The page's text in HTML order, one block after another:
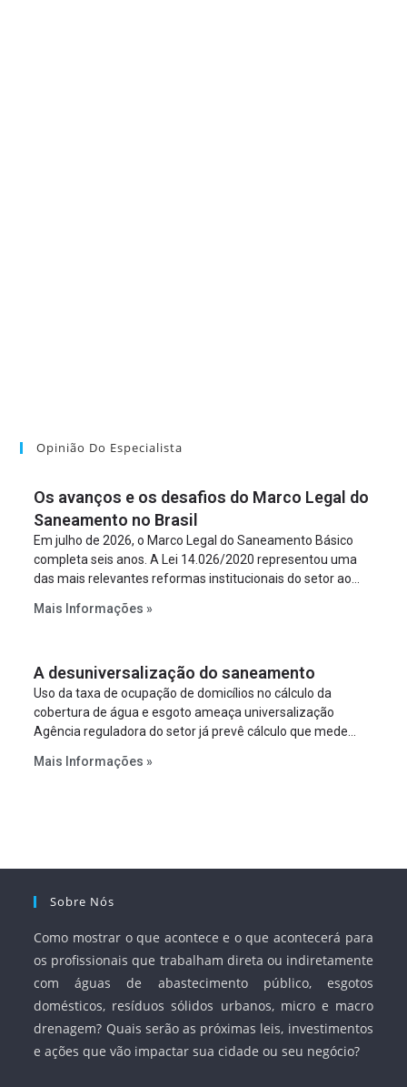
Opinião Do Especialista
Os avanços e os desafios do Marco Legal do
Saneamento no Brasil
Em julho de 2026, o Marco Legal do Saneamento Básico
completa seis anos. A Lei 14.026/2020 representou uma
das mais relevantes reformas institucionais do setor ao
serviços, ampliar a participação da iniciativa privada,
à segurança jurídica dos contratos.
Mais Informações »
A desuniversalização do saneamento
Uso da taxa de ocupação de domicílios no cálculo da
cobertura de água e esgoto ameaça universalização
Agência reguladora do setor já prevê cálculo que mede
Mais Informações »
Sobre Nós
Como mostrar o que acontece e o que acontecerá para
os profissionais que trabalham direta ou indiretamente
com águas de abastecimento público, esgotos
domésticos, resíduos sólidos urbanos, micro e macro
drenagem? Quais serão as próximas leis, investimentos
e ações que vão impactar sua cidade ou seu negócio?